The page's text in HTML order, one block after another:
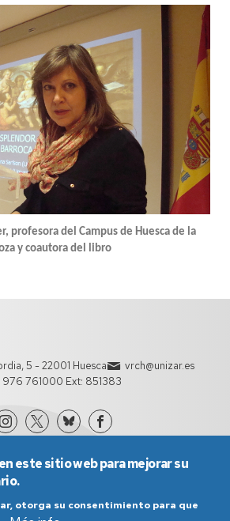
profesora del Campus de Huesca de la
y coautora del libro
5 - 22001 Huesca
vrch@unizar.es
976 761000 Ext: 851383
este sitio web para mejorar su
otorga su consentimiento para que